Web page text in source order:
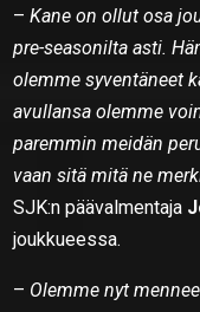
–Kane on ollut osa
pre-seasonilta asti.
olemme syventäneet
avullansa olemme
paremmin meidän
vaan sitä mitä ne
SJK:n päävalmentaja
joukkueessa.
– Olemme nyt